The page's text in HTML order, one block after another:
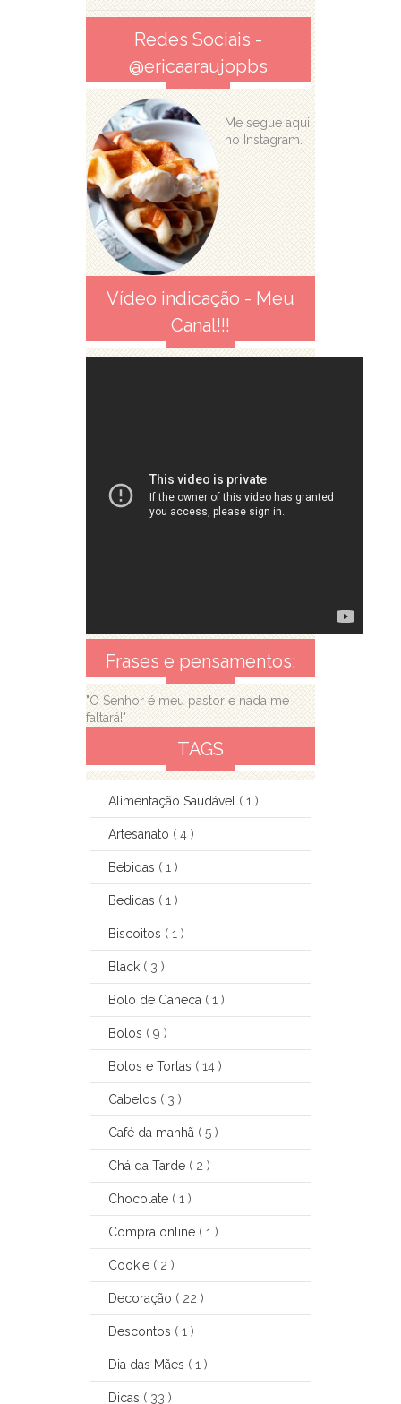
Redes Sociais -
@ericaaraujopbs
Me segue aqui
no Instagram.
Vídeo indicação - Meu
Canal!!!
Frases e pensamentos:
"O Senhor é meu pastor e nada me
faltará!"
TAGS
Alimentação Saudável ( 1 )
Artesanato ( 4 )
Bebidas ( 1 )
Bedidas ( 1 )
Biscoitos ( 1 )
Black ( 3 )
Bolo de Caneca ( 1 )
Bolos ( 9 )
Bolos e Tortas ( 14 )
Cabelos ( 3 )
Café da manhã ( 5 )
Chá da Tarde ( 2 )
Chocolate ( 1 )
Compra online ( 1 )
Cookie ( 2 )
Decoração ( 22 )
Descontos ( 1 )
Dia das Mães ( 1 )
Dicas ( 33 )